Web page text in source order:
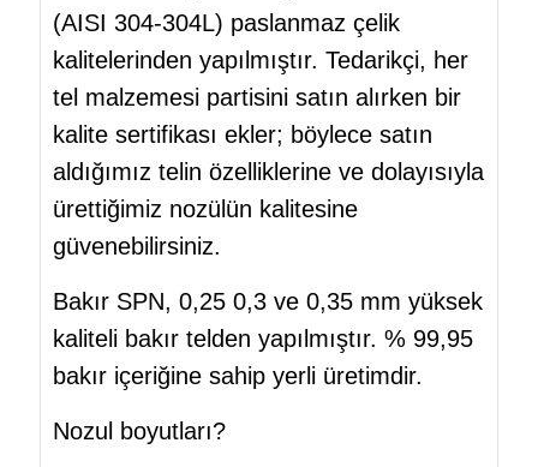
(AISI 304-304L) paslanmaz çelik
kalitelerinden yapılmıştır. Tedarikçi, her
tel malzemesi partisini satın alırken bir
kalite sertifikası ekler; böylece satın
aldığımız telin özelliklerine ve dolayısıyla
ürettiğimiz nozülün kalitesine
güvenebilirsiniz.
Bakır SPN, 0,25 0,3 ve 0,35 mm yüksek
kaliteli bakır telden yapılmıştır. % 99,95
bakır içeriğine sahip yerli üretimdir.
Nozul boyutları?